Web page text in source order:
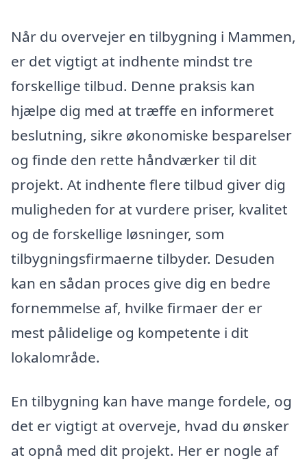
Når du overvejer en tilbygning i Mammen,
er det vigtigt at indhente mindst tre
forskellige tilbud. Denne praksis kan
hjælpe dig med at træffe en informeret
beslutning, sikre økonomiske besparelser
og finde den rette håndværker til dit
projekt. At indhente flere tilbud giver dig
muligheden for at vurdere priser, kvalitet
og de forskellige løsninger, som
tilbygningsfirmaerne tilbyder. Desuden
kan en sådan proces give dig en bedre
fornemmelse af, hvilke firmaer der er
mest pålidelige og kompetente i dit
lokalområde.
En tilbygning kan have mange fordele, og
det er vigtigt at overveje, hvad du ønsker
at opnå med dit projekt. Her er nogle af